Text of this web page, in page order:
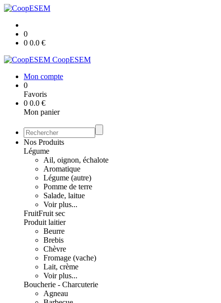
0
0 0.0 €
CoopESEM
Mon compte
0
Favoris
0 0.0 €
Mon panier
Nos Produits
Légume
Ail, oignon, échalote
Aromatique
Légume (autre)
Pomme de terre
Salade, laitue
Voir plus...
FruitFruit sec
Produit laitier
Beurre
Brebis
Chèvre
Fromage (vache)
Lait, crème
Voir plus...
Boucherie - Charcuterie
Agneau